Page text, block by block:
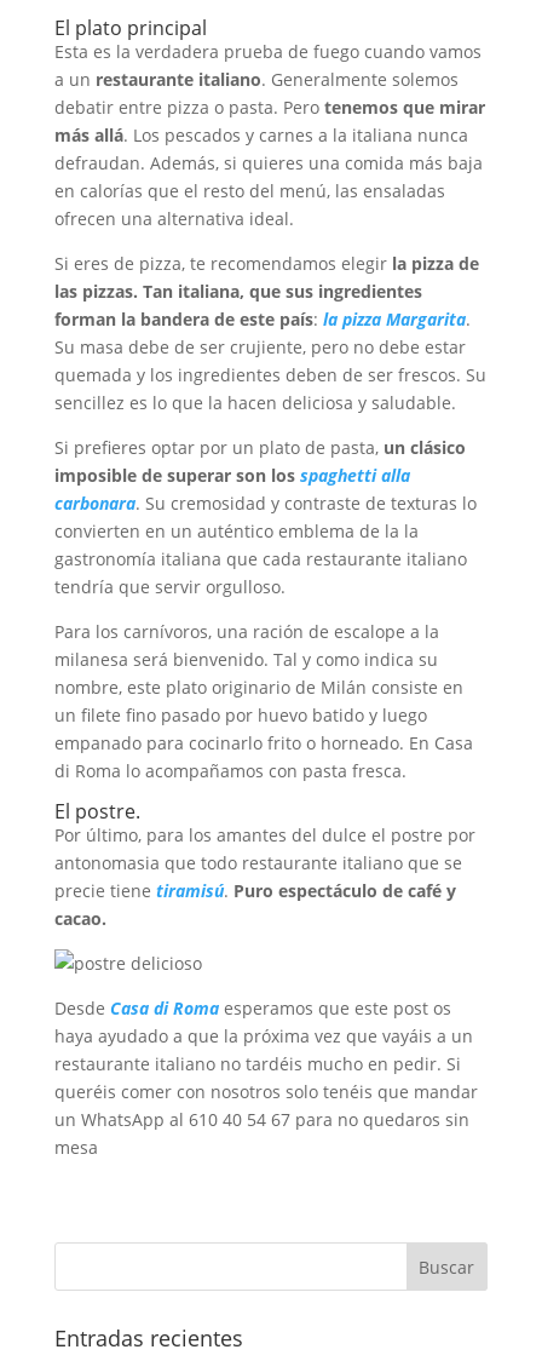
El plato principal
Esta es la verdadera prueba de fuego cuando vamos
a un restaurante italiano. Generalmente solemos
debatir entre pizza o pasta. Perotenemos que mirar
más allá. Los pescados y carnes a la italiana nunca
defraudan. Además, si quieres una comida más baja
en calorías que el resto del menú, las ensaladas
ofrecen una alternativa ideal.
Si eres de pizza, te recomendamos elegir la pizza de
las pizzas. Tan italiana, que sus ingredientes
forman la bandera de este país: la pizza Margarita.
Su masa debe de ser crujiente, pero no debe estar
quemada y los ingredientes deben de ser frescos. Su
sencillez es lo que la hacen deliciosa y saludable.
Si prefieres optar por un plato de pasta, un clásico
imposible de superar son los spaghetti alla
carbonara. Su cremosidad y contraste de texturas lo
convierten en un auténtico emblema de la la
gastronomía italiana que cada restaurante italiano
tendría que servir orgulloso.
Para los carnívoros, una ración de escalope a la
milanesa será bienvenido. Tal y como indica su
nombre, este plato originario de Milán consiste en
un filete fino pasado por huevo batido y luego
empanado para cocinarlo frito o horneado. En Casa
di Roma lo acompañamos con pasta fresca.
El postre.
Por último, para los amantes del dulce el postre por
antonomasia que todo restaurante italiano que se
precie tiene tiramisú. Puro espectáculo de café y
cacao.
Desde Casa di Romaesperamos que este post os
haya ayudado a que la próxima vez que vayáis a un
restaurante italiano no tardéis mucho en pedir. Si
queréis comer con nosotros solo tenéis que mandar
un WhatsApp al 610 40 54 67 para no quedaros sin
mesa
Entradas recientes